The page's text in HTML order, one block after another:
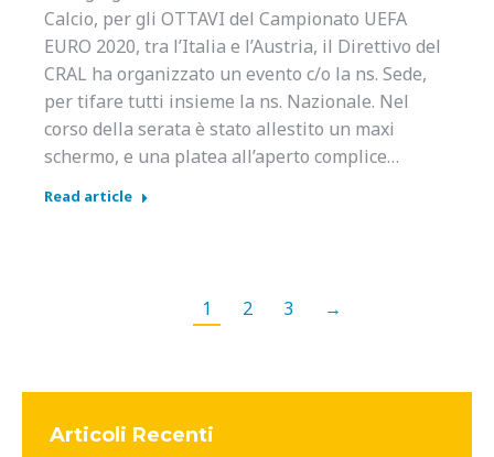
Calcio, per gli OTTAVI del Campionato UEFA
EURO 2020, tra l’Italia e l’Austria, il Direttivo del
CRAL ha organizzato un evento c/o la ns. Sede,
per tifare tutti insieme la ns. Nazionale. Nel
corso della serata è stato allestito un maxi
schermo, e una platea all’aperto complice…
Read article
1 2 3 →
Articoli Recenti